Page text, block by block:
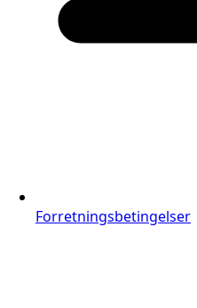
Forretningsbetingelser